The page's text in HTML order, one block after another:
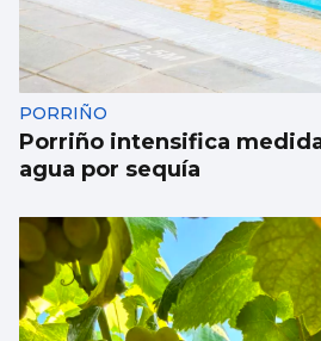
PORRIÑO
Porriño intensifica
agua por sequía